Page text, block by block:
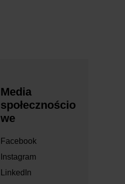
Media
społecznościo
we
Facebook
Instagram
LinkedIn